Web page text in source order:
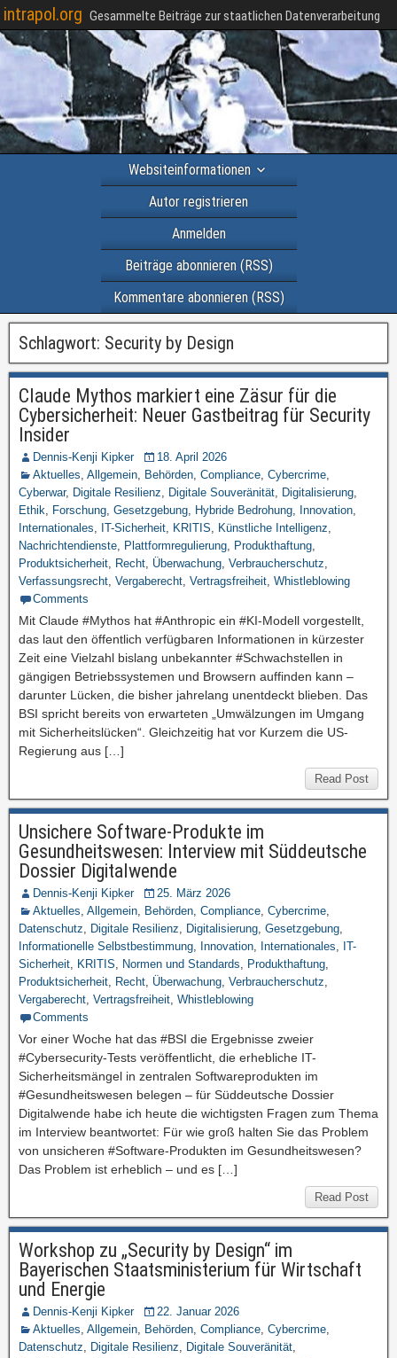
intrapol.org Gesammelte Beiträge zur staatlichen Datenverarbeitung
Websiteinformationen
Autor registrieren
Anmelden
Beiträge abonnieren (RSS)
Kommentare abonnieren (RSS)
Schlagwort: Security by Design
Claude Mythos markiert eine Zäsur für die
Cybersicherheit: Neuer Gastbeitrag für Security
Insider
Dennis-Kenji Kipker
18. April 2026
Aktuelles, Allgemein, Behörden, Compliance, Cybercrime,
Cyberwar, Digitale Resilienz, Digitale Souveränität, Digitalisierung,
Ethik, Forschung, Gesetzgebung, Hybride Bedrohung, Innovation,
Internationales, IT-Sicherheit, KRITIS, Künstliche Intelligenz,
Nachrichtendienste, Plattformregulierung, Produkthaftung,
Produktsicherheit, Recht, Überwachung, Verbraucherschutz,
Verfassungsrecht, Vergaberecht, Vertragsfreiheit, Whistleblowing
Comments
Mit Claude #Mythos hat #Anthropic ein #KI-Modell vorgestellt,
das laut den öffentlich verfügbaren Informationen in kürzester
Zeit eine Vielzahl bislang unbekannter #Schwachstellen in
gängigen Betriebssystemen und Browsern auffinden kann –
darunter Lücken, die bisher jahrelang unentdeckt blieben. Das
BSI spricht bereits von erwarteten „Umwälzungen im Umgang
mit Sicherheitslücken“. Gleichzeitig hat vor Kurzem die US-
Regierung aus […]
Read Post
Unsichere Software-Produkte im
Gesundheitswesen: Interview mit Süddeutsche
Dossier Digitalwende
Dennis-Kenji Kipker
25. März 2026
Aktuelles, Allgemein, Behörden, Compliance, Cybercrime,
Datenschutz, Digitale Resilienz, Digitalisierung, Gesetzgebung,
Informationelle Selbstbestimmung, Innovation, Internationales, IT-
Sicherheit, KRITIS, Normen und Standards, Produkthaftung,
Produktsicherheit, Recht, Überwachung, Verbraucherschutz,
Vergaberecht, Vertragsfreiheit, Whistleblowing
Comments
Vor einer Woche hat das #BSI die Ergebnisse zweier
#Cybersecurity-Tests veröffentlicht, die erhebliche IT-
Sicherheitsmängel in zentralen Softwareprodukten im
#Gesundheitswesen belegen – für Süddeutsche Dossier
Digitalwende habe ich heute die wichtigsten Fragen zum Thema
im Interview beantwortet: Für wie groß halten Sie das Problem
von unsicheren #Software-Produkten im Gesundheitswesen?
Das Problem ist erheblich – und es […]
Read Post
Workshop zu „Security by Design“ im
Bayerischen Staatsministerium für Wirtschaft
und Energie
Dennis-Kenji Kipker
22. Januar 2026
Aktuelles, Allgemein, Behörden, Compliance, Cybercrime,
Datenschutz, Digitale Resilienz, Digitale Souveränität,